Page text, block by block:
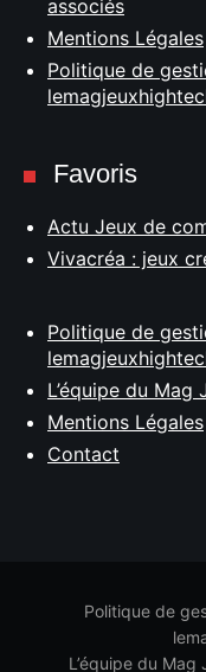
associés
Mentions Légales
Politique de
Favoris
Actu Jeux de
Vivacréa : jeux
Politique de
L’équipe du Mag
Mentions Légales
Contact
Politique de
L’équipe du Mag